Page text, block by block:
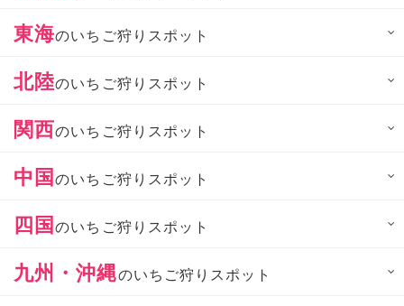
東海のいちご狩りスポット
北陸のいちご狩りスポット
関西のいちご狩りスポット
中国のいちご狩りスポット
四国のいちご狩りスポット
九州・沖縄のいちご狩りスポット